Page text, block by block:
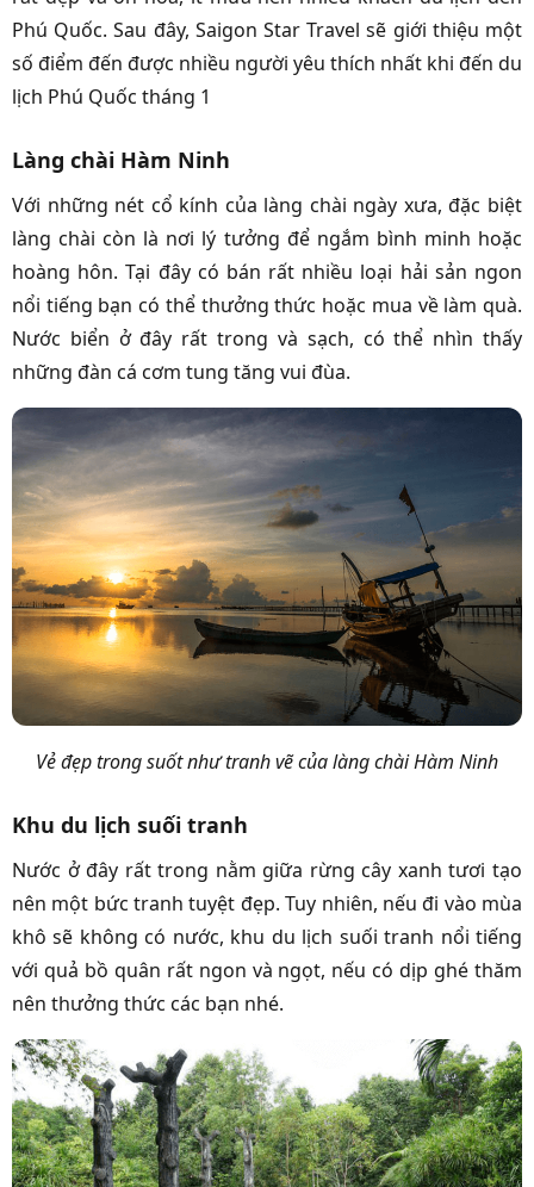
Phú Quốc. Sau đây, Saigon Star Travel sẽ giới thiệu một
số điểm đến được nhiều người yêu thích nhất khi đến du
lịch Phú Quốc tháng 1
Làng chài Hàm Ninh
Với những nét cổ kính của làng chài ngày xưa, đặc biệt
làng chài còn là nơi lý tưởng để ngắm bình minh hoặc
hoàng hôn. Tại đây có bán rất nhiều loại hải sản ngon
nổi tiếng bạn có thể thưởng thức hoặc mua về làm quà.
Nước biển ở đây rất trong và sạch, có thể nhìn thấy
những đàn cá cơm tung tăng vui đùa.
Vẻ đẹp trong suốt như tranh vẽ của làng chài Hàm Ninh
Khu du lịch suối tranh
Nước ở đây rất trong nằm giữa rừng cây xanh tươi tạo
nên một bức tranh tuyệt đẹp. Tuy nhiên, nếu đi vào mùa
khô sẽ không có nước, khu du lịch suối tranh nổi tiếng
với quả bồ quân rất ngon và ngọt, nếu có dịp ghé thăm
nên thưởng thức các bạn nhé.